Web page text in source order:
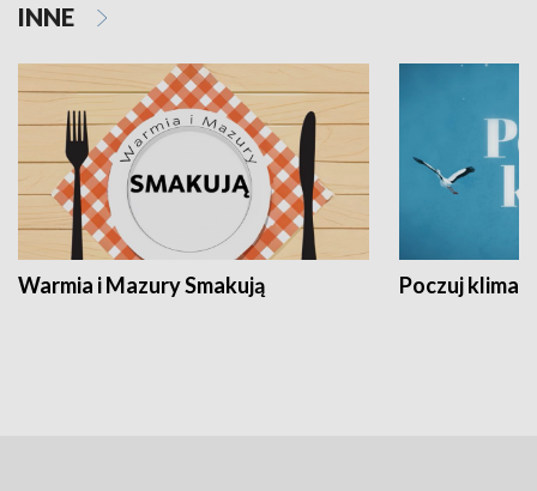
INNE
Warmia i Mazury Smakują Poczuj klimat